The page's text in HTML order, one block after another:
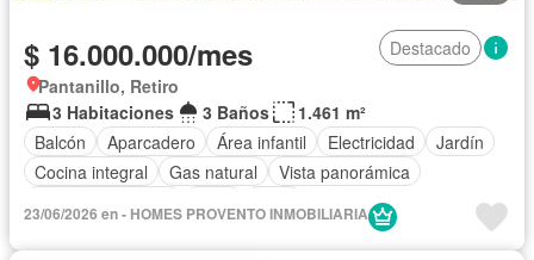
$ 16.000.000/mes
Destacado
Pantanillo, Retiro
3 Habitaciones
3 Baños
1.461 m²
Balcón
Aparcadero Área infantil Electricidad
Jardín
Cocina integral
Gas natural
Vista panorámica
23/06/2026 en - HOMES PROVENTO INMOBILIARIA